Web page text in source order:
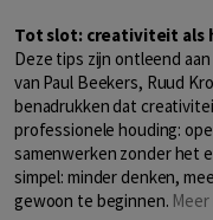
Tot slot: creativiteit als
Deze tips zijn ontleend aan
van Paul Beekers, Ruud
benadrukken dat
professionele houding:
samenwerken zonder het
simpel: minder denken,
gewoon te beginnen.